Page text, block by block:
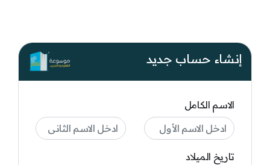
إنشاء حساب جديد
الاسم الكامل
تاريخ الميلاد